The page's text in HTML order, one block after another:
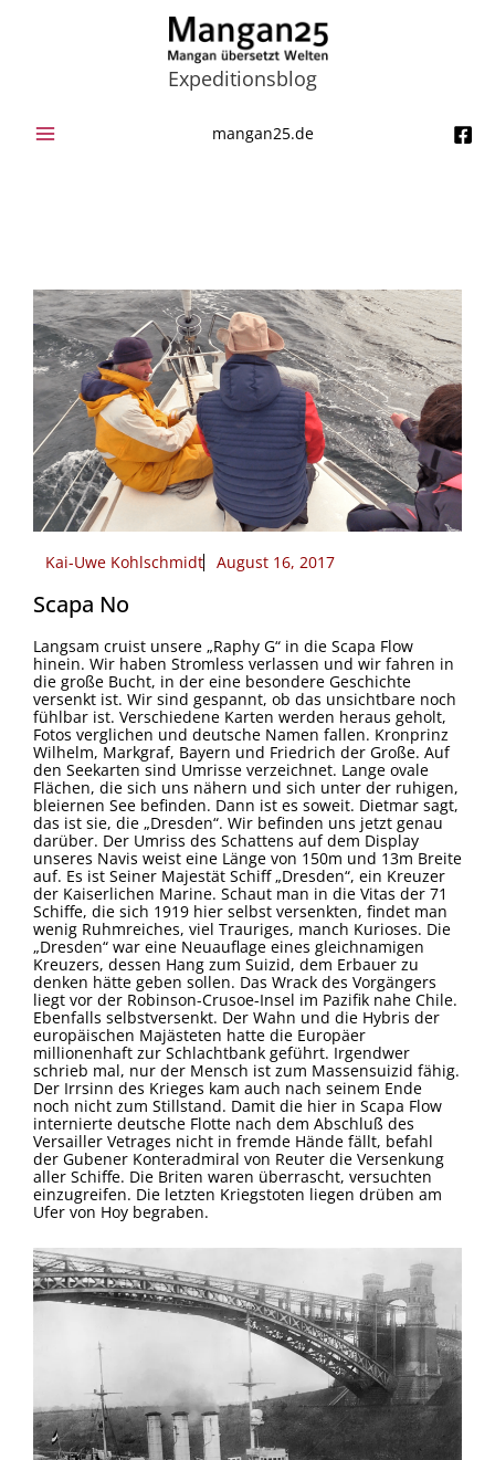
Expeditionsblog
mangan25.de
Kai-Uwe Kohlschmidt August 16, 2017
Scapa No
Langsam cruist unsere „Raphy G“ in die Scapa Flow
hinein. Wir haben Stromless verlassen und wir fahren in
die große Bucht, in der eine besondere Geschichte
versenkt ist. Wir sind gespannt, ob das unsichtbare noch
fühlbar ist. Verschiedene Karten werden heraus geholt,
Fotos verglichen und deutsche Namen fallen. Kronprinz
Wilhelm, Markgraf, Bayern und Friedrich der Große. Auf
den Seekarten sind Umrisse verzeichnet. Lange ovale
Flächen, die sich uns nähern und sich unter der ruhigen,
bleiernen See befinden. Dann ist es soweit. Dietmar sagt,
das ist sie, die „Dresden“. Wir befinden uns jetzt genau
darüber. Der Umriss des Schattens auf dem Display
unseres Navis weist eine Länge von 150m und 13m Breite
auf. Es ist Seiner Majestät Schiff „Dresden“, ein Kreuzer
der Kaiserlichen Marine. Schaut man in die Vitas der 71
Schiffe, die sich 1919 hier selbst versenkten, findet man
wenig Ruhmreiches, viel Trauriges, manch Kurioses. Die
„Dresden“ war eine Neuauflage eines gleichnamigen
Kreuzers, dessen Hang zum Suizid, dem Erbauer zu
denken hätte geben sollen. Das Wrack des Vorgängers
liegt vor der Robinson-Crusoe-Insel im Pazifik nahe Chile.
Ebenfalls selbstversenkt. Der Wahn und die Hybris der
europäischen Majästeten hatte die Europäer
millionenhaft zur Schlachtbank geführt. Irgendwer
schrieb mal, nur der Mensch ist zum Massensuizid fähig.
Der Irrsinn des Krieges kam auch nach seinem Ende
noch nicht zum Stillstand. Damit die hier in Scapa Flow
internierte deutsche Flotte nach dem Abschluß des
Versailler Vetrages nicht in fremde Hände fällt, befahl
der Gubener Konteradmiral von Reuter die Versenkung
aller Schiffe. Die Briten waren überrascht, versuchten
einzugreifen. Die letzten Kriegstoten liegen drüben am
Ufer von Hoy begraben.